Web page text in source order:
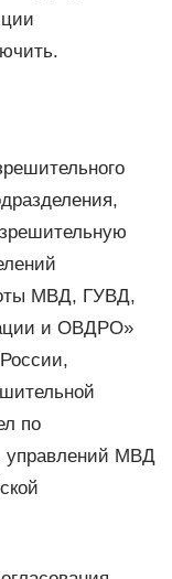
МВД, ГУВД,
и ОВДРО»
по
управлений МВД